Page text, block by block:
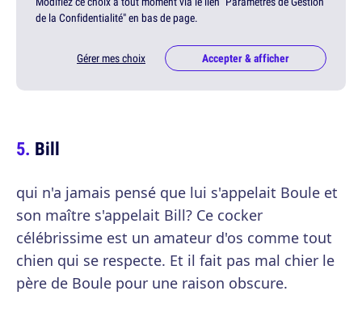
de la Confidentialité" en bas de page.
Gérer mes choix Accepter & afficher
Bill
qui n'a jamais pensé que lui s'appelait Boule et
son maître s'appelait Bill? Ce cocker
célébrissime est un amateur d'os comme tout
chien qui se respecte. Et il fait pas mal chier le
père de Boule pour une raison obscure.